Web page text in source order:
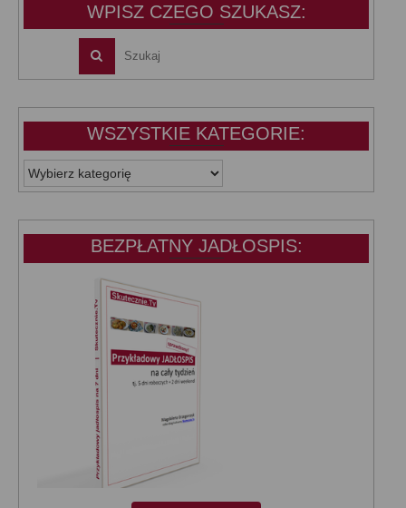
WPISZ CZEGO SZUKASZ:
WSZYSTKIE KATEGORIE:
WSZYSTKIE
KATEGORIE:
BEZPŁATNY JADŁOSPIS: